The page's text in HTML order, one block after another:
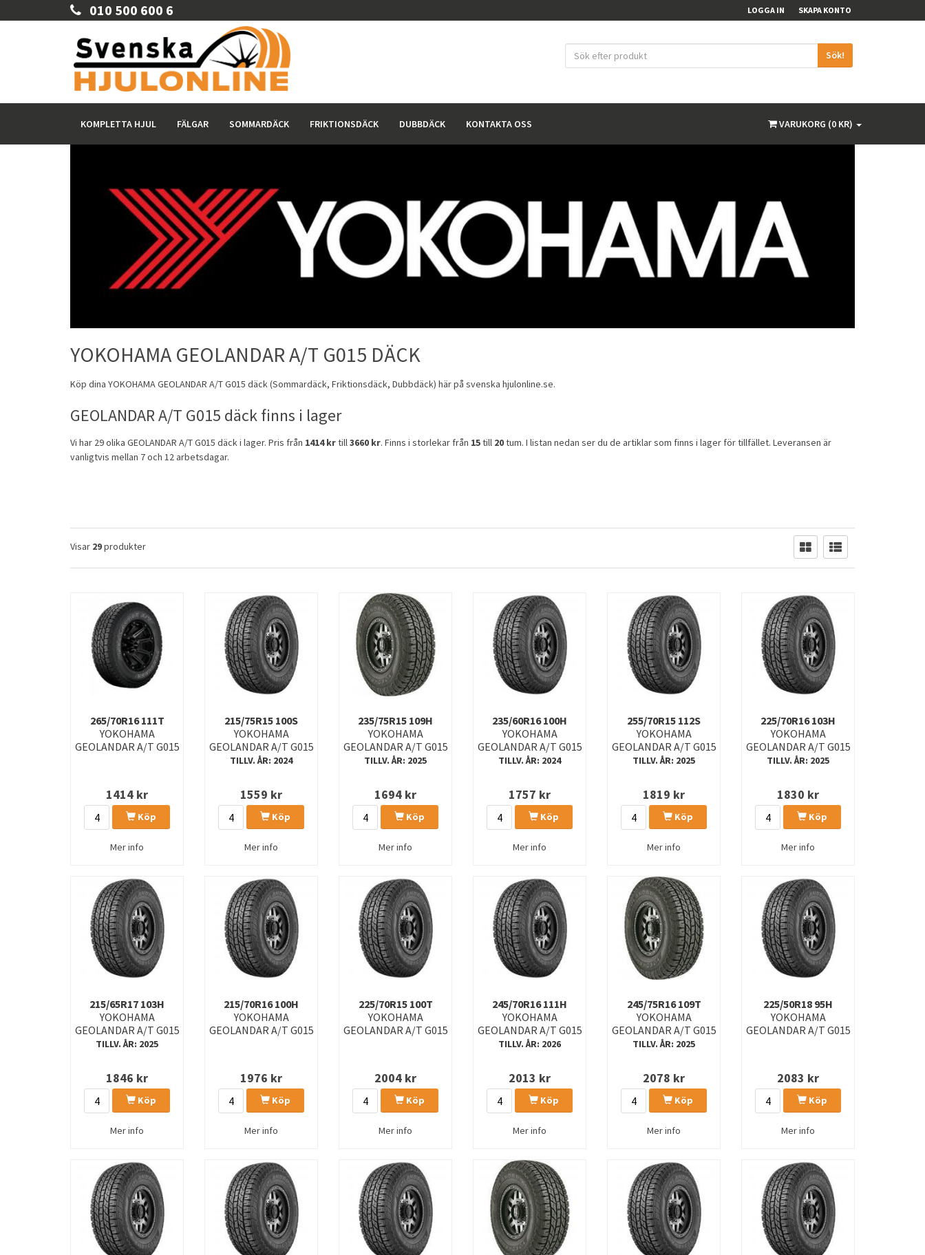
010 500 600 6 LOGGA IN SKAPA KONTO
Sök!
VARUKORG (0 KR)
KOMPLETTA HJUL FÄLGAR SOMMARDÄCK FRIKTIONSDÄCK DUBBDÄCK KONTAKTA OSS
YOKOHAMA GEOLANDAR A/T G015 DÄCK
Köp dina YOKOHAMAGEOLANDAR A/T G015 däck (Sommardäck, Friktionsdäck, Dubbdäck) här på svenska hjulonline.se.
GEOLANDAR A/T G015 däck finns i lager
Vi har 29 olika GEOLANDAR A/T G015 däck i lager. Pris från 1414 krtill3660 kr. Finns i storlekar från 15till 20tum. I listan nedan ser du de artiklar som finns i lager för tillfället. Leveransen är
vanligtvis mellan 7 och 12 arbetsdagar.
Visar 29produkter
265/70R16 111T
YOKOHAMA
GEOLANDAR A/T G015
1414 kr
Köp
Mer info
215/75R15 100S
YOKOHAMA
GEOLANDAR A/T G015
TILLV. ÅR: 2024
1559 kr
Köp
Mer info
235/75R15 109H
YOKOHAMA
GEOLANDAR A/T G015
TILLV. ÅR: 2025
1694 kr
Köp
Mer info
235/60R16 100H
YOKOHAMA
GEOLANDAR A/T G015
TILLV. ÅR: 2024
1757 kr
Köp
Mer info
255/70R15 112S
YOKOHAMA
GEOLANDAR A/T G015
TILLV. ÅR: 2025
1819 kr
Köp
Mer info
225/70R16 103H
YOKOHAMA
GEOLANDAR A/T G015
TILLV. ÅR: 2025
1830 kr
Köp
Mer info
215/65R17 103H
YOKOHAMA
GEOLANDAR A/T G015
TILLV. ÅR: 2025
1846 kr
Köp
Mer info
215/70R16 100H
YOKOHAMA
GEOLANDAR A/T G015
1976 kr
Köp
Mer info
225/70R15 100T
YOKOHAMA
GEOLANDAR A/T G015
2004 kr
Köp
Mer info
245/70R16 111H
YOKOHAMA
GEOLANDAR A/T G015
TILLV. ÅR: 2026
2013 kr
Köp
Mer info
245/75R16 109T
YOKOHAMA
GEOLANDAR A/T G015
TILLV. ÅR: 2025
2078 kr
Köp
Mer info
225/50R18 95H
YOKOHAMA
GEOLANDAR A/T G015
2083 kr
Köp
Mer info